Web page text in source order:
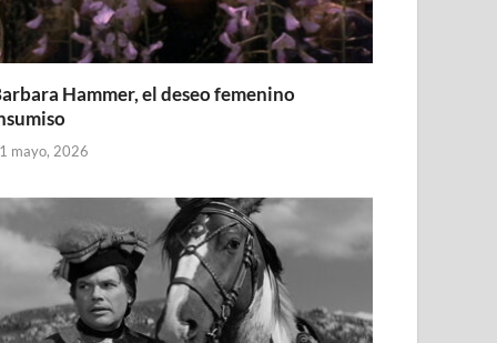
Hammer, el deseo femenino
mayo, 2026